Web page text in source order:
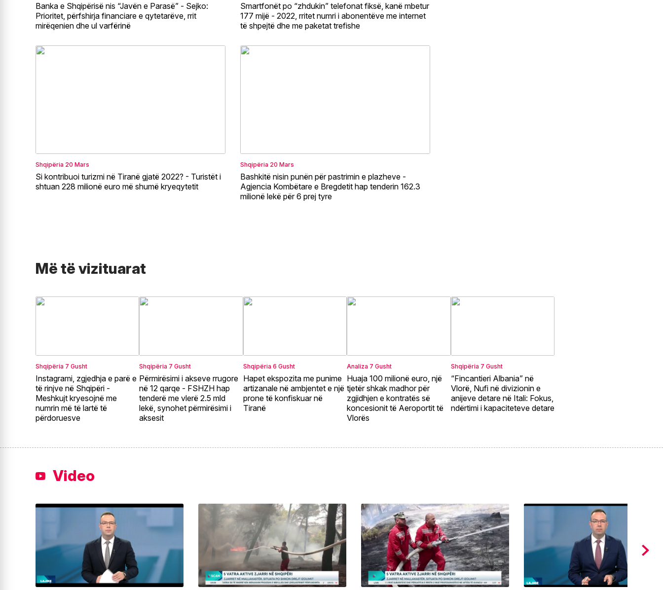
Banka e Shqipërisë nis “Javën e Parasë” - Sejko:
Prioritet, përfshirja financiare e qytetarëve, rrit
mirëqenien dhe ul varfërinë
Smartfonët po “zhdukin” telefonat fiksë, kanë mbetur
177 mijë - 2022, rritet numri i abonentëve me internet
të shpejtë dhe me paketat trefishe
Shqipëria 20 Mars
Si kontribuoi turizmi në Tiranë gjatë 2022? - Turistët i
shtuan 228 milionë euro më shumë kryeqytetit
Shqipëria 20 Mars
Bashkitë nisin punën për pastrimin e plazheve -
Agjencia Kombëtare e Bregdetit hap tenderin 162.3
milionë lekë për 6 prej tyre
Më të vizituarat
Shqipëria 7 Gusht
Instagrami, zgjedhja e parë e
të rinjve në Shqipëri -
Meshkujt kryesojnë me
numrin më të lartë të
përdoruesve
Shqipëria 7 Gusht
Përmirësimi i akseve rrugore
në 12 qarqe - FSHZH hap
tenderë me vlerë 2.5 mld
lekë, synohet përmirësimi i
aksesit
Shqipëria 6 Gusht
Hapet ekspozita me punime
artizanale në ambjentet e një
prone të konfiskuar në
Tiranë
Analiza 7 Gusht
Huaja 100 milionë euro, një
tjetër shkak madhor për
zgjidhjen e kontratës së
koncesionit të Aeroportit të
Vlorës
Shqipëria 7 Gusht
“Fincantieri Albania” në
Vlorë, Nufi në divizionin e
anijeve detare në Itali: Fokus,
ndërtimi i kapaciteteve detare
Video